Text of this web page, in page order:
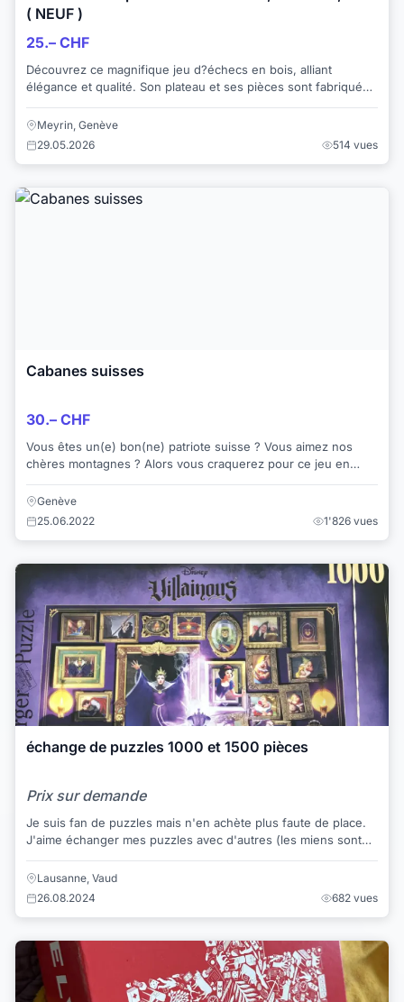
( NEUF )
25.– CHF
Découvrez ce magnifique jeu d?échecs en bois, alliant
élégance et qualité. Son plateau et ses pièces sont fabriqués
Meyrin, Genève
29.05.2026
514 vues
Cabanes suisses
30.– CHF
Vous êtes un(e) bon(ne) patriote suisse ? Vous aimez nos
chères montagnes ? Alors vous craquerez pour ce jeu en
Genève
25.06.2022
1'826 vues
échange de puzzles 1000 et 1500 pièces
Prix sur demande
Je suis fan de puzzles mais n'en achète plus faute de place.
J'aime échanger mes puzzles avec d'autres (les miens sont
Lausanne, Vaud
26.08.2024
682 vues